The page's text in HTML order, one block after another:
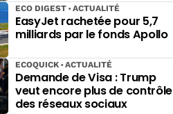
EasyJet rachetée pour 5,7
milliards par le fonds Apollo
ECO DIGEST ACTUALITÉ
Demande de Visa : Trump
veut encore plus de contrôle
des réseaux sociaux
ECOQUICK ACTUALITÉ